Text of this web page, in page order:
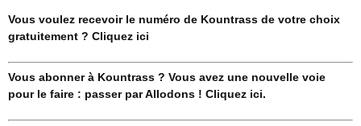
Vous voulez recevoir le numéro de Kountrass de votre choix
gratuitement ? Cliquez ici
Vous abonner à Kountrass ? Vous avez une nouvelle voie
pour le faire : passer par Allodons ! Cliquez ici.